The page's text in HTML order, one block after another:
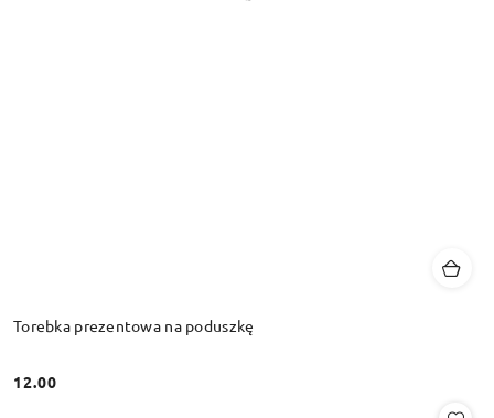
Torebka prezentowa na poduszkę
Cena:
12.00